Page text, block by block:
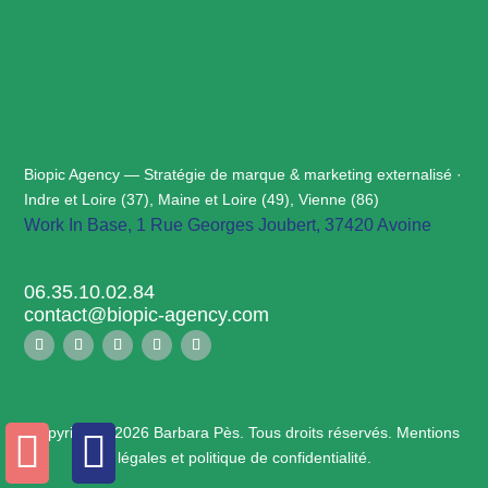
 
Biopic Agency — Stratégie de marque & marketing externalisé ·
Indre et Loire (37), Maine et Loire (49), Vienne (86)
Work In Base, 1 Rue Georges Joubert, 37420 Avoine
06.35.10.02.84
contact@biopic-agency.com
Copyright © 2026 Barbara Pès. Tous droits réservés. Mentions
légales et politique de confidentialité.